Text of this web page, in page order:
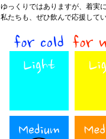
ゆっくりではありますが、着実
私たちも、ぜひ飲んで応援して